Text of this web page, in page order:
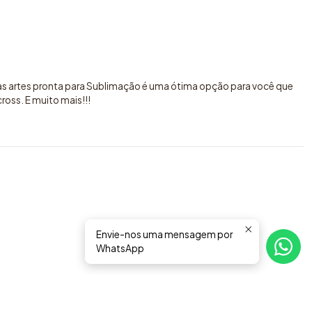
artes pronta para Sublimação é uma ótima opção para você que
E muito mais!!!
Envie-nos uma mensagem por
WhatsApp